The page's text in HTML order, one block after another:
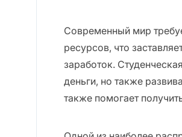
Современный мир
ресурсов, что
заработок.
деньги, но также
также помогает